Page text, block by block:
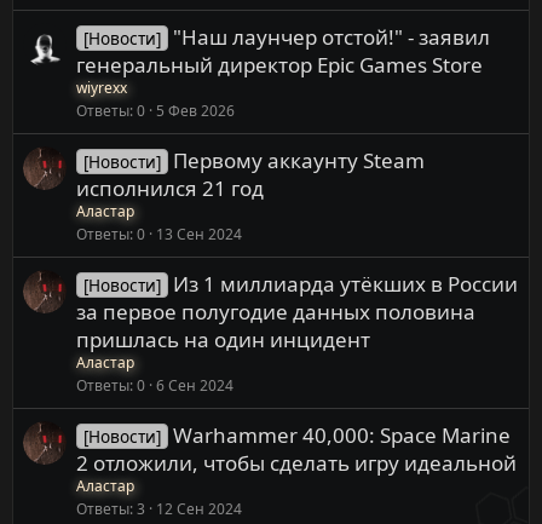
[Новости] "Наш лаунчер отстой!" - заявил
генеральный директор Epic Games Store
wiyrexx
Ответы 0 5 Фев 2026
[Новости] Первому аккаунту Steam
исполнился 21 год
Аластар
Ответы 0 13 Сен 2024
[Новости] Из 1 миллиарда утёкших в России
за первое полугодие данных половина
пришлась на один инцидент
Аластар
Ответы 0 6 Сен 2024
[Новости] Warhammer 40,000: Space Marine
2 отложили, чтобы сделать игру идеальной
Аластар
Ответы 3 12 Сен 2024